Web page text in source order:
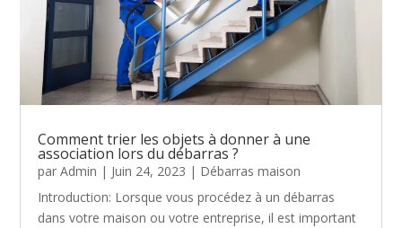
Comment trier les objets à donner à une
association lors du débarras ?
parAdmin | Juin 24, 2023 | Débarras maison
Introduction: Lorsque vous procédez à un débarras
dans votre maison ou votre entreprise, il est important